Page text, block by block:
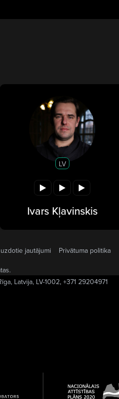
LV
Ivars Kļavinskis
jautājumi
Privātuma politika
Latvija, LV-1002, +371 29204971